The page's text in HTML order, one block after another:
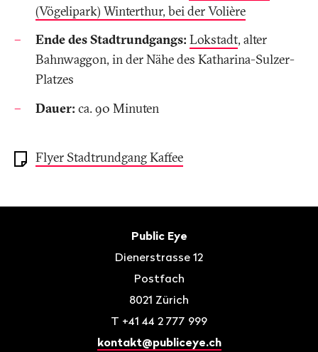
(Vögelipark) Winterthur, bei der Volière
Ende des Stadtrundgangs: Lokstadt, alter
Bahnwaggon, in der Nähe des Katharina-Sulzer-
Platzes
Dauer: ca. 90 Minuten
Flyer Stadtrundgang Kaffee
Public Eye
Dienerstrasse 12
Postfach
8021 Zürich
T +41 44 2 777 999
kontakt@publiceye.ch